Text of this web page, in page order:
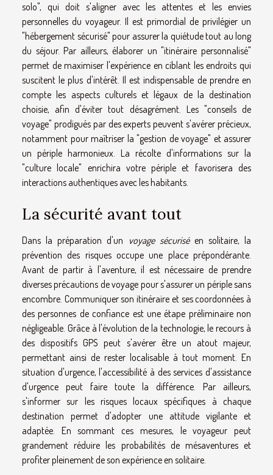
solo", qui doit s'aligner avec les attentes et les envies
personnelles du voyageur. Il est primordial de privilégier un
"hébergement sécurisé" pour assurer la quiétude tout au long
du séjour. Par ailleurs, élaborer un "itinéraire personnalisé"
permet de maximiser l'expérience en ciblant les endroits qui
suscitent le plus d'intérêt. Il est indispensable de prendre en
compte les aspects culturels et légaux de la destination
choisie, afin d'éviter tout désagrément. Les "conseils de
voyage" prodigués par des experts peuvent s'avérer précieux,
notamment pour maîtriser la "gestion de voyage" et assurer
un périple harmonieux. La récolte d'informations sur la
"culture locale" enrichira votre périple et favorisera des
interactions authentiques avec les habitants.
La sécurité avant tout
Dans la préparation d'un voyage sécuriséen solitaire, la
prévention des risques occupe une place prépondérante.
Avant de partir à l'aventure, il est nécessaire de prendre
diverses précautions de voyage pour s'assurer un périple sans
encombre. Communiquer son itinéraire et ses coordonnées à
des personnes de confiance est une étape préliminaire non
négligeable. Grâce à l'évolution de la technologie, le recours à
des dispositifs GPS peut s'avérer être un atout majeur,
permettant ainsi de rester localisable à tout moment. En
situation d'urgence, l'accessibilité à des services d'assistance
d'urgence peut faire toute la différence. Par ailleurs,
s'informer sur les risques locaux spécifiques à chaque
destination permet d'adopter une attitude vigilante et
adaptée. En sommant ces mesures, le voyageur peut
grandement réduire les probabilités de mésaventures et
profiter pleinement de son expérience en solitaire.